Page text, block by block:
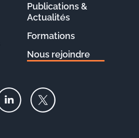
Publications &
Actualités
Formations
Nous rejoindre